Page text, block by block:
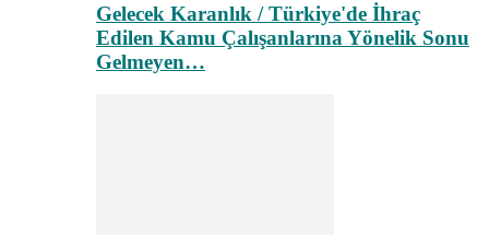
Gelecek Karanlık / Türkiye'de İhraç
Edilen Kamu Çalışanlarına Yönelik Sonu
Gelmeyen…